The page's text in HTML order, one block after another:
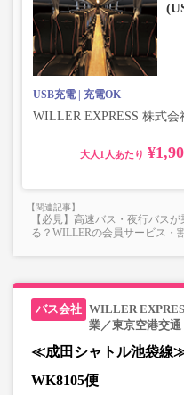
USB充電 充電OK
WILLER EXPRESS 株式会
大人
【必見】高速バス・夜行バス
る？WILLERの会員サービス・
WILLER
業／東京空港交通
≪成田シャトル池袋線
WK8105便